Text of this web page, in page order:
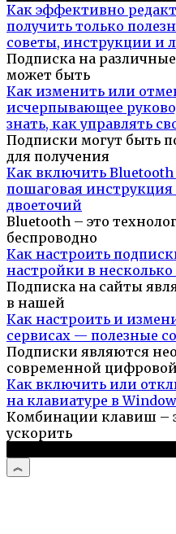
Как эффективно
получить только
советы, инструкции и
Подписка на
может быть
Как изменить или
исчерпывающее
знать, как управлять
Подписки могут быть
для получения
Как включить Bluetooth
пошаговая
двоеточий
Bluetooth – это
беспроводно
Как настроить
настройки в
Подписка на сайты
в нашей
Как настроить и
сервисах — полезные
Подписки являются
современной
Как включить или
на клавиатуре в
Комбинации клавиш –
ускорить